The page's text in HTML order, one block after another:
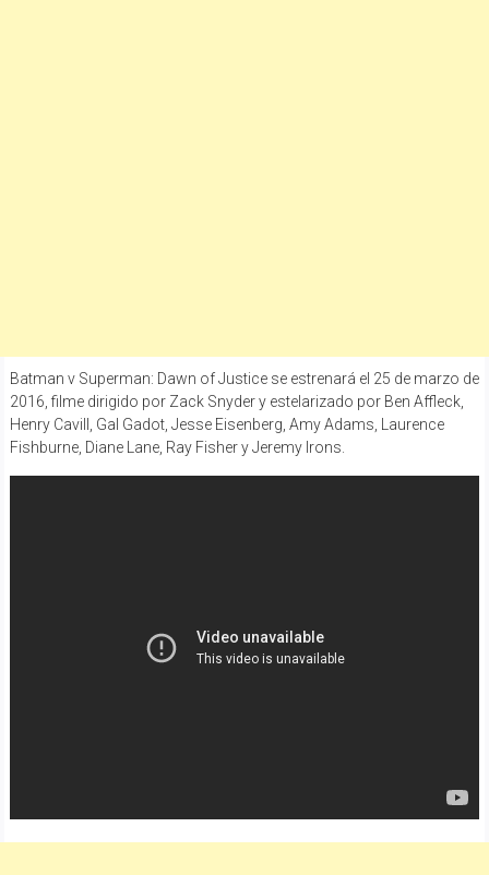
Batman v Superman: Dawn of Justice se estrenará el 25 de marzo de
2016, filme dirigido por Zack Snyder y estelarizado por Ben Affleck,
Henry Cavill, Gal Gadot, Jesse Eisenberg, Amy Adams, Laurence
Fishburne, Diane Lane, Ray Fisher y Jeremy Irons.